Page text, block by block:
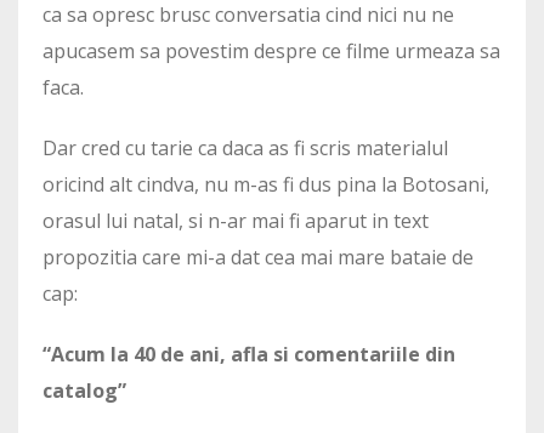
ca sa opresc brusc conversatia cind nici nu ne
apucasem sa povestim despre ce filme urmeaza sa
faca.
Dar cred cu tarie ca daca as fi scris materialul
oricind alt cindva, nu m-as fi dus pina la Botosani,
orasul lui natal, si n-ar mai fi aparut in text
propozitia care mi-a dat cea mai mare bataie de
cap:
“Acum la 40 de ani, afla si comentariile din
catalog”